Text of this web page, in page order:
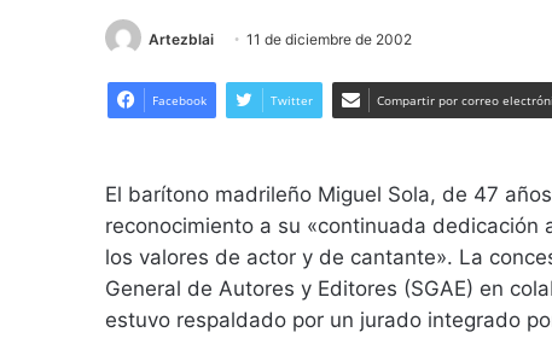
Artezblai 11 de diciembre de 2002
Facebook Twitter Compartir por correo
El barítono madrileño Miguel Sola, de 47
reconocimiento a su «continuada
los valores de actor y de cantante». La
General de Autores y Editores (SGAE) en
estuvo respaldado por un jurado integrado